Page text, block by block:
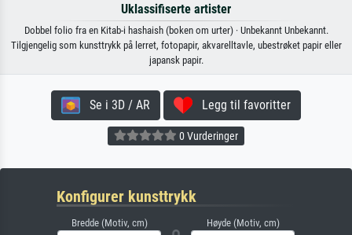
Uklassifiserte artister
Dobbel folio fra en Kitab-i hashaish (boken om urter) · Unbekannt Unbekannt.
Tilgjengelig som kunsttrykk på lerret, fotopapir, akvarelltavle, ubestrøket papir eller
japansk papir.
Se i 3D / AR Legg til favoritter
0 Vurderinger
Konfigurer kunsttrykk
Bredde (Motiv, cm) Høyde (Motiv, cm)